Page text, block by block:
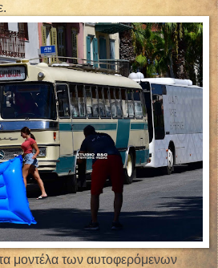
μοντέλα των αυτοφερόμενων